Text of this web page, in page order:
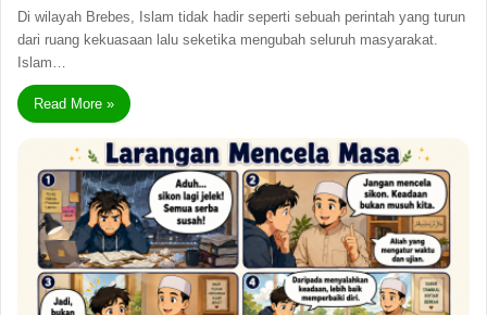
Di wilayah Brebes, Islam tidak hadir seperti sebuah perintah yang turun
dari ruang kekuasaan lalu seketika mengubah seluruh masyarakat.
Islam…
Read More »